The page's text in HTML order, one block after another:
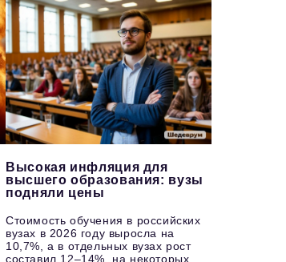
Высокая инфляция для
высшего образования: вузы
подняли цены
Стоимость обучения в российских
вузах в 2026 году выросла на
10,7%, а в отдельных вузах рост
составил 12–14%, на некоторых